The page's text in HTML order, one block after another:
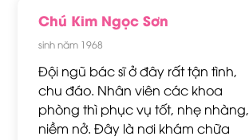
Chú Kim Ngọc Sơn
sinh năm 1968
Đội ngũ bác sĩ ở đây rất tận tình,
chu đáo. Nhân viên các khoa
phòng thì phục vụ tốt, nhẹ nhàng,
niềm nở. Đây là nơi khám chữa